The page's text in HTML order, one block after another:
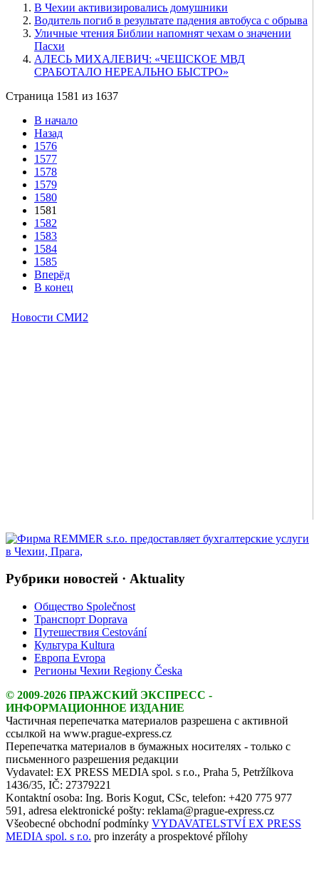
В Чехии активизировались домушники
Водитель погиб в результате падения автобуса с обрыва
Уличные чтения Библии напомнят чехам о значении
Пасхи
АЛЕСЬ МИХАЛЕВИЧ: «ЧЕШСКОЕ МВД
СРАБОТАЛО НЕРЕАЛЬНО БЫСТРО»
Страница 1581 из 1637
В начало
Назад
1576
1577
1578
1579
1580
1581
1582
1583
1584
1585
Вперёд
В конец
Рубрики новостей · Aktuality
Общество Společnost
Транспорт Doprava
Путешествия Cestování
Культура Kultura
Европа Evropa
Регионы Чехии Regiony Česka
© 2009-2026 ПРАЖСКИЙ ЭКСПРЕСС -
ИНФОРМАЦИОННОЕ ИЗДАНИЕ
Частичная перепечатка материалов разрешена с активной
ссылкой на www.prague-express.cz
Перепечатка материалов в бумажных носителях - только с
письменного разрешения редакции
Vydavatel: EX PRESS MEDIA spol. s r.o., Praha 5, Petržílkova
1436/35, IČ: 27379221
Kontaktní osoba: Ing. Boris Kogut, CSc, telefon: +420 775 977
591, adresa elektronické pošty: reklama@prague-express.cz
Všeobecné obchodní podmínky VYDAVATELSTVÍ EX PRESS
MEDIA spol. s r.o. pro inzeráty a prospektové přílohy